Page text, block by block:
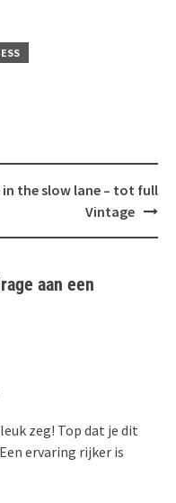
in the slow lane – tot full
Vintage
aan een
zeg! Top dat je dit
ervaring rijker is